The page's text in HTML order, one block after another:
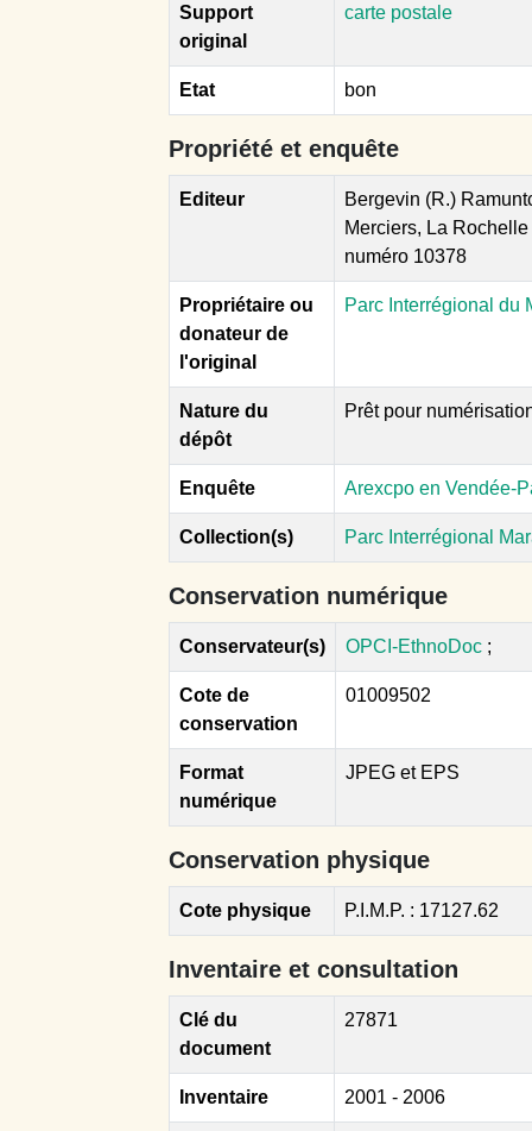
Support
original
carte postale
Etat bon
Propriété et enquête
Editeur
Bergevin (R.)
Merciers, La Rochelle
numéro 10378
Propriétaire ou
donateur de
l'original
Parc Interrégional du
Nature du
dépôt
Prêt pour
Enquête Arexcpo en Vendée-
Collection(s) Parc Interrégional
Conservation numérique
Conservateur(s) OPCI-EthnoDoc ;
Cote de
conservation
01009502
Format
numérique
JPEG et EPS
Conservation physique
Cote physique P.I.M.P. : 17127.62
Inventaire et consultation
Clé du
document
27871
Inventaire 2001 - 2006